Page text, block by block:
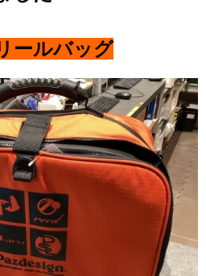
ールバッグ